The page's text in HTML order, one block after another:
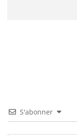
S'abonner